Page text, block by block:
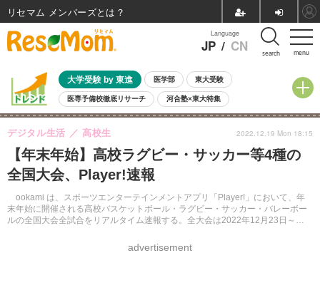
menu
Language
JP / CN search
大学受験 by 東進 医学部 東大受験
医専予備校徹底リサーチ 河合塾×東大特集
親子で考える大学選び 高校受験 中学受験 小学校受験
共通テスト 夏休み
8月開催イベント・WS 全国公立高校 過去問 人気記事
自由研究教材（小学生向け） 自由研究教材（中学生向け）
【年末年始】高校ラグビー・サッカー等4種の
全国大会、Player!速報
ookami は、スポーツエンターテインメントアプリ「Player!」において、年
末年始に開催される高校バスケットボール・ラグビー・サッカー・バレーボー
ルの全国大会全試合をリアルタイム速報する。全大会は2022年12月23日～
デジタル生活 高校生
advertisement
2022.12.19 Mon 18:15
リセマム メンバーズ